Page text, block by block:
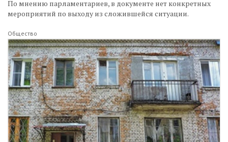
По мнению парламентариев, в документе нет конкретных
мероприятий по выходу из сложившейся ситуации.
Общество